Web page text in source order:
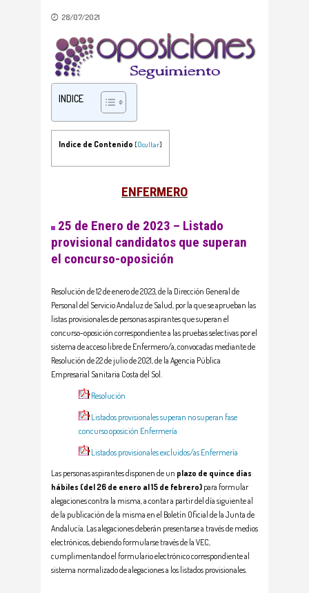
28/07/2021
INDICE
Indice de Contenido [Ocultar]
ENFERMERO
25 de Enero de 2023 – Listado
provisional candidatos que superan
el concurso-oposición
Resolución de 12 de enero de 2023, de la Dirección General de
Personal del Servicio Andaluz de Salud, por la que se aprueban las
listas provisionales de personas aspirantes que superan el
concurso-oposición correspondiente a las pruebas selectivas por el
sistema de acceso libre de Enfermero/a, convocadas mediante de
Resolución de 22 de julio de 2021, de la Agencia Pública
Empresarial Sanitaria Costa del Sol.
Resolución
Listados provisionales superan no superan fase
concurso oposición Enfermería
Listados provisionales excluidos/as Enfermería
Las personas aspirantes disponen de un plazo de quince días
hábiles (del 26 de enero al 15 de febrero) para formular
alegaciones contra la misma, a contar a partir del día siguiente al
de la publicación de la misma en el Boletín Oficial de la Junta de
Andalucía. Las alegaciones deberán presentarse a través de medios
electrónicos, debiendo formularse través de la VEC,
cumplimentando el formulario electrónico correspondiente al
sistema normalizado de alegaciones a los listados provisionales.